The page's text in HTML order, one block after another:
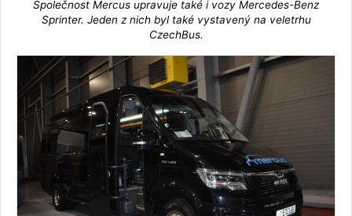
Společnost Mercus upravuje také i vozy Mercedes-Benz
Sprinter. Jeden z nich byl také vystavený na veletrhu
CzechBus.